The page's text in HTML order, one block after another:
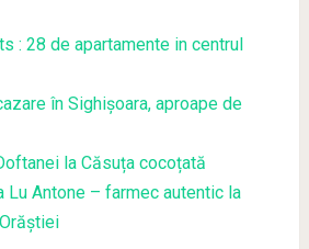
: 28 de apartamente in centrul
în Sighișoara, aproape de
la Căsuța cocoțată
Lu Antone – farmec autentic la